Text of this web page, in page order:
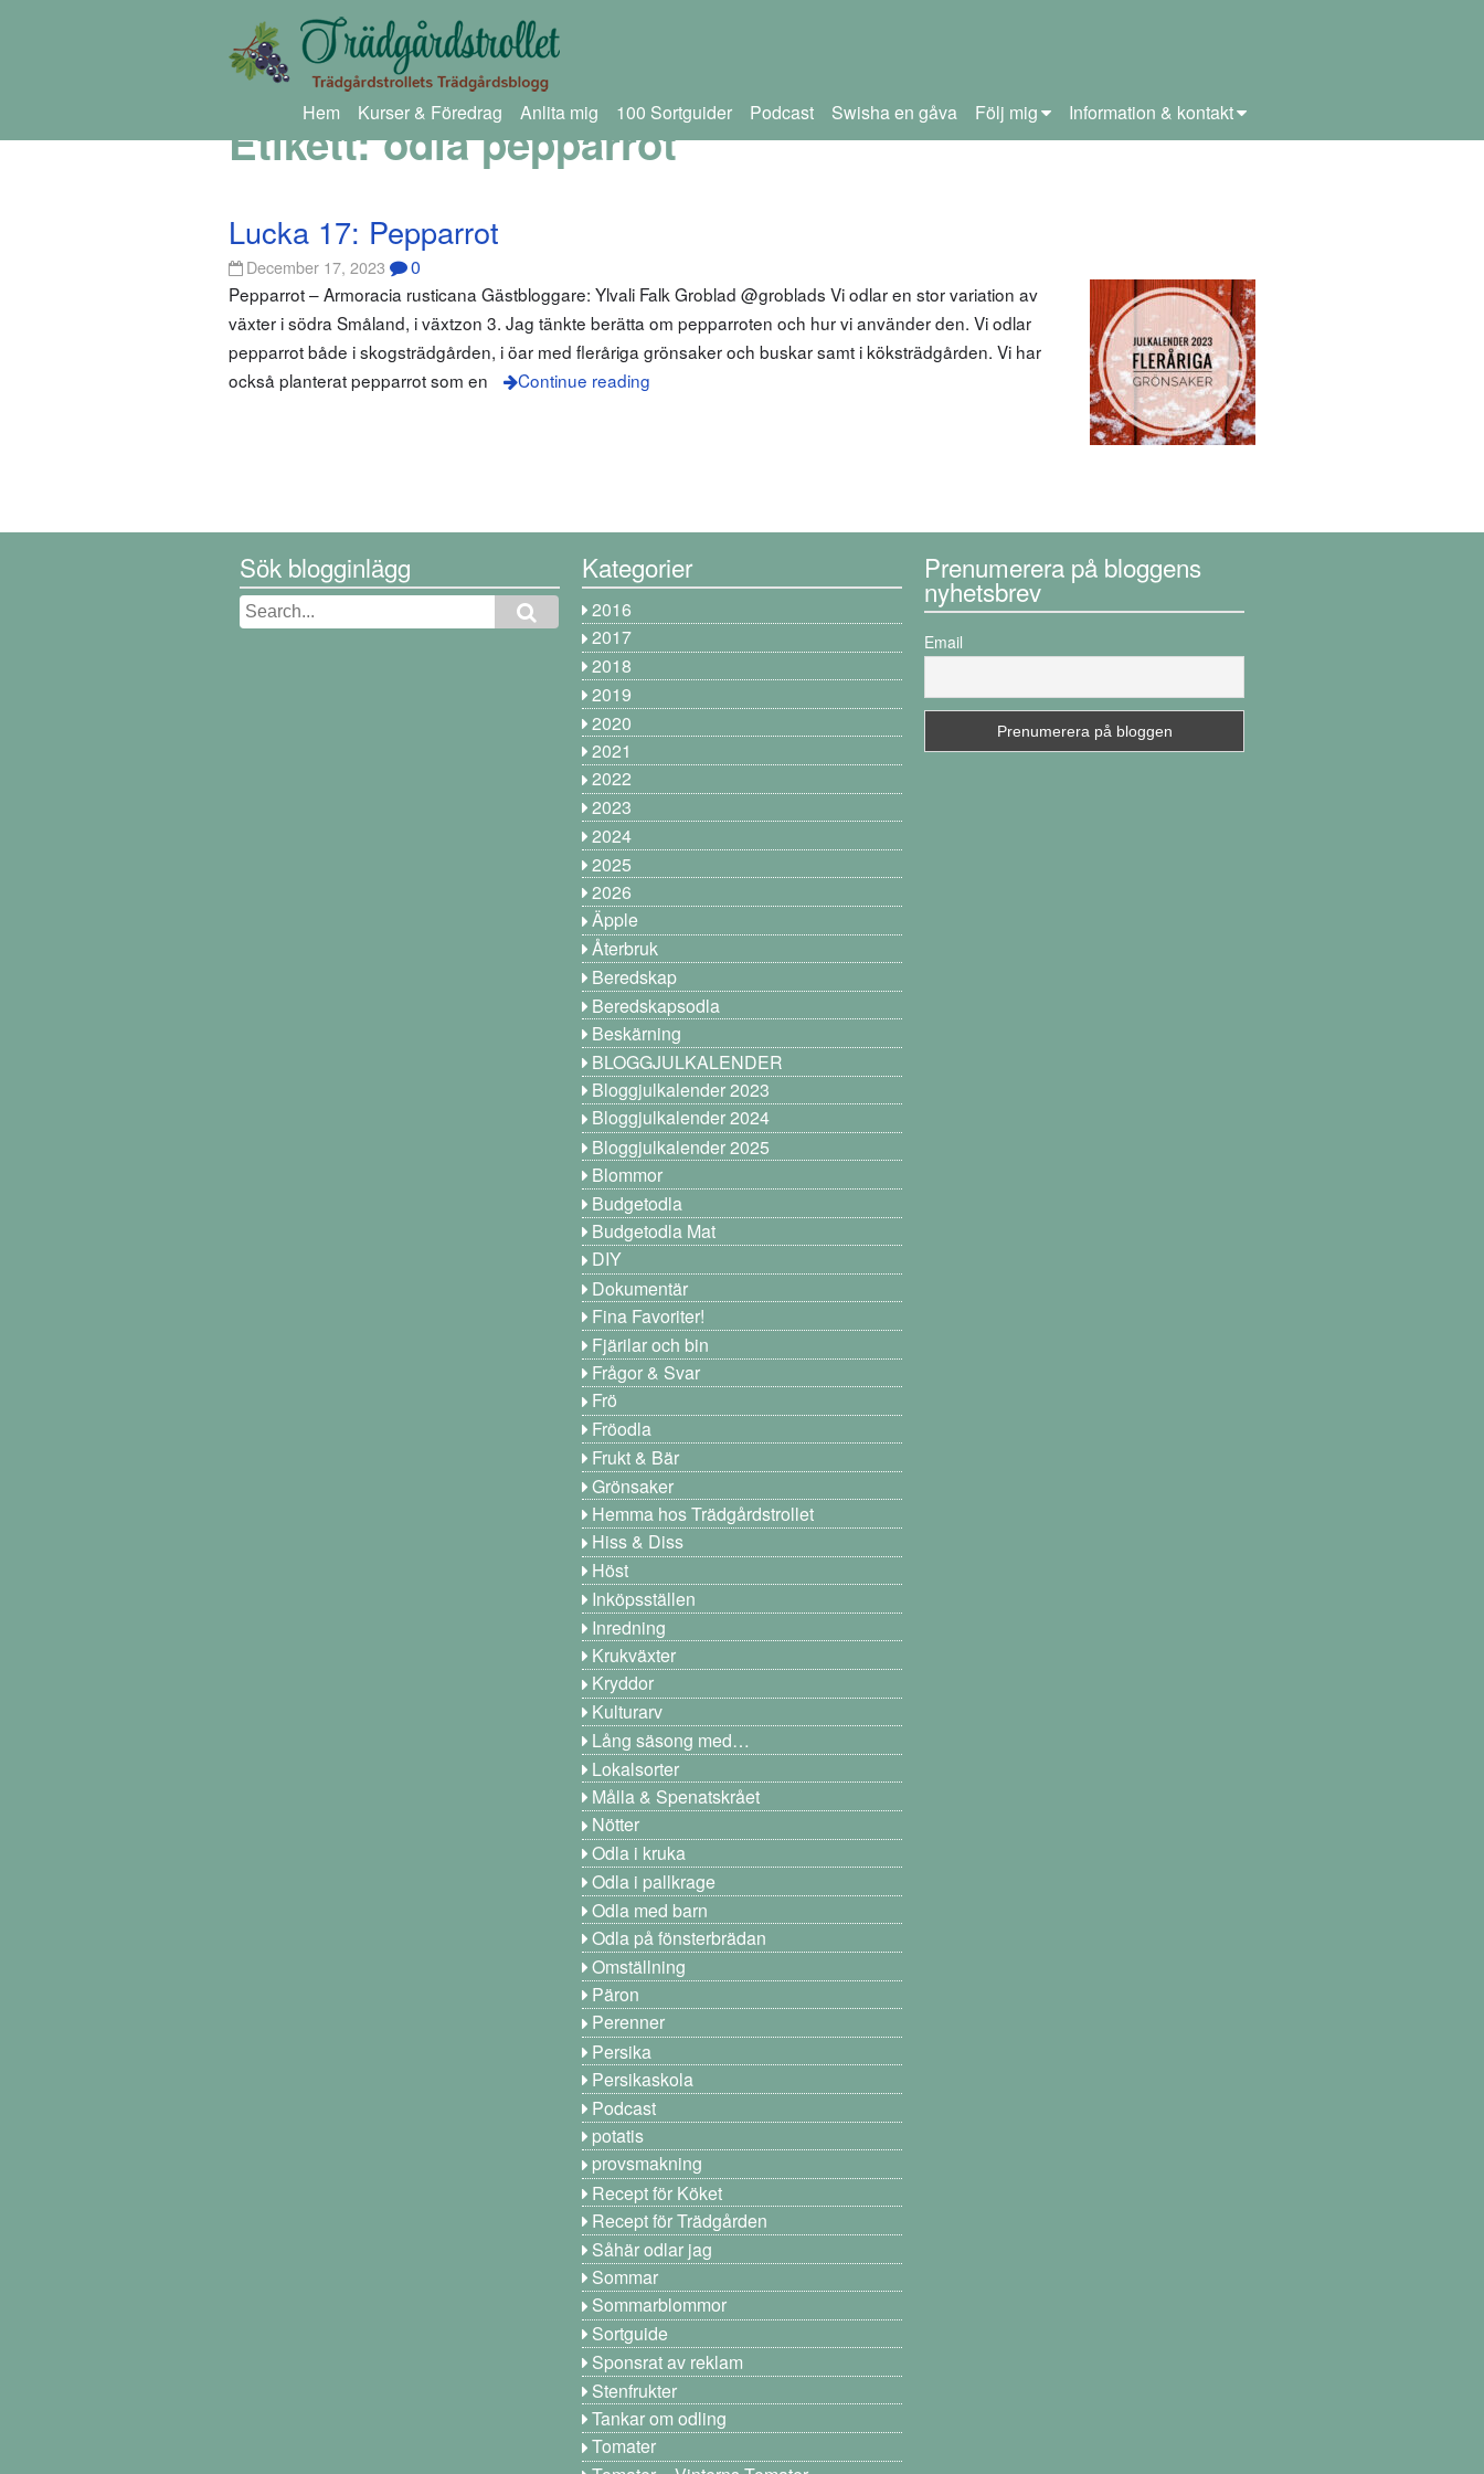
Hem Kurser & Föredrag Anlita mig 100 Sortguider Podcast Swisha en gåva Följ mig Information & kontakt
Etikett:odla pepparrot
Lucka 17: Pepparrot
December 17, 2023 0
Pepparrot – Armoracia rusticana Gästbloggare: Ylvali Falk Groblad @groblads Vi odlar en stor variation av
växter i södra Småland, i växtzon 3. Jag tänkte berätta om pepparroten och hur vi använder den. Vi odlar
pepparrot både i skogsträdgården, i öar med fleråriga grönsaker och buskar samt i köksträdgården. Vi har
också planterat pepparrot som en
Continue reading
Sök blogginlägg Kategorier
2016
2017
2018
2019
2020
2021
2022
2023
2024
2025
2026
Äpple
Återbruk
Beredskap
Beredskapsodla
Beskärning
BLOGGJULKALENDER
Bloggjulkalender 2023
Bloggjulkalender 2024
Bloggjulkalender 2025
Blommor
Budgetodla
Budgetodla Mat
DIY
Dokumentär
Fina Favoriter!
Fjärilar och bin
Frågor & Svar
Frö
Fröodla
Frukt & Bär
Grönsaker
Hemma hos Trädgårdstrollet
Hiss & Diss
Höst
Inköpsställen
Inredning
Krukväxter
Kryddor
Kulturarv
Lång säsong med…
Lokalsorter
Målla & Spenatskrået
Nötter
Odla i kruka
Odla i pallkrage
Odla med barn
Odla på fönsterbrädan
Omställning
Päron
Perenner
Persika
Persikaskola
Podcast
potatis
provsmakning
Recept för Köket
Recept för Trädgården
Såhär odlar jag
Sommar
Sommarblommor
Sortguide
Sponsrat av reklam
Stenfrukter
Tankar om odling
Tomater
Prenumerera på bloggens
nyhetsbrev
Email